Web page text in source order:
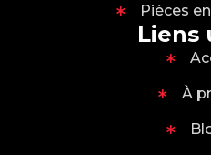
Pièces
Liens
À